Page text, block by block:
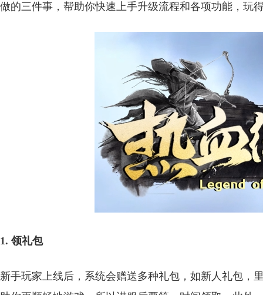
做的三件事，帮助你快速上手升级流程和各项功能，玩
1. 领礼包
新手玩家上线后，系统会赠送多种礼包，如新人礼包，